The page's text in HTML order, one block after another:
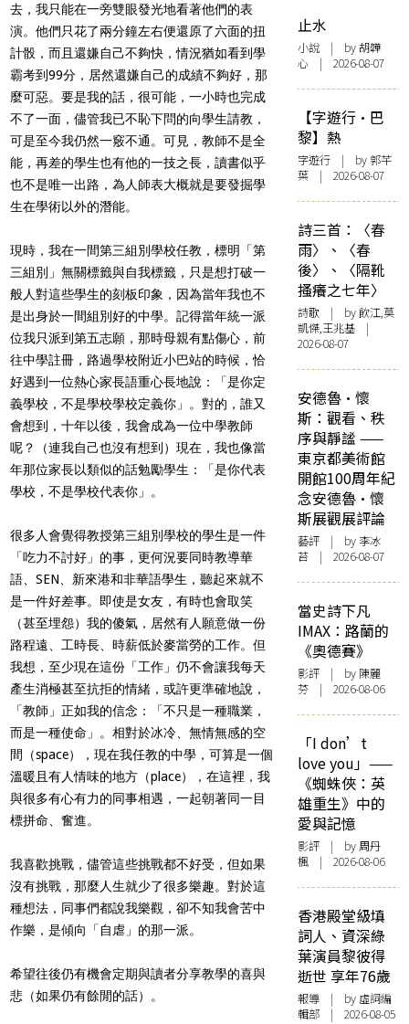
去，我只能在一旁雙眼發光地看著他們的表
演。他們只花了兩分鐘左右便還原了六面的扭
計骰，而且還嫌自己不夠快，情況猶如看到學
霸考到99分，居然還嫌自己的成績不夠好，那
麼可惡。要是我的話，很可能，一小時也完成
不了一面，儘管我已不恥下問的向學生請教，
可是至今我仍然一竅不通。可見，教師不是全
能，再差的學生也有他的一技之長，讀書似乎
也不是唯一出路，為人師表大概就是要發掘學
生在學術以外的潛能。
現時，我在一間第三組別學校任教，標明「第
三組別」無關標籤與自我標籤，只是想打破一
般人對這些學生的刻板印象，因為當年我也不
是出身於一間組別好的中學。記得當年統一派
位我只派到第五志願，那時母親有點傷心，前
往中學註冊，路過學校附近小巴站的時候，恰
好遇到一位熱心家長語重心長地說：「是你定
義學校，不是學校學校定義你」。對的，誰又
會想到，十年以後，我會成為一位中學教師
呢？（連我自己也沒有想到）現在，我也像當
年那位家長以類似的話勉勵學生：「是你代表
學校，不是學校代表你」。
很多人會覺得教授第三組別學校的學生是一件
「吃力不討好」的事，更何況要同時教導華
語、SEN、新來港和非華語學生，聽起來就不
是一件好差事。即使是女友，有時也會取笑
（甚至埋怨）我的傻氣，居然有人願意做一份
路程遠、工時長、時薪低於麥當勞的工作。但
我想，至少現在這份「工作」仍不會讓我每天
產生消極甚至抗拒的情緒，或許更準確地說，
「教師」正如我的信念：「不只是一種職業，
而是一種使命」。相對於冰冷、無情無感的空
間（space），現在我任教的中學，可算是一個
溫暖且有人情味的地方（place），在這裡，我
與很多有心有力的同事相遇，一起朝著同一目
標拼命、奮進。
我喜歡挑戰，儘管這些挑戰都不好受，但如果
沒有挑戰，那麼人生就少了很多樂趣。對於這
種想法，同事們都說我樂觀，卻不知我會苦中
作樂，是傾向「自虐」的那一派。
希望往後仍有機會定期與讀者分享教學的喜與
悲（如果仍有餘閒的話）。
止水
小說 | by 胡韡
心 | 2026-08-07
【字遊行·巴
黎】熱
字遊行 | by 郭芊
葉 | 2026-08-07
詩三首：〈春
雨〉、〈春
後〉、〈隔靴
搔癢之七年〉
詩歌 | by 飲江,莫
凱傑,王兆基 |
2026-08-07
安德魯·懷
斯：觀看、秩
序與靜謐 ——
東京都美術館
開館100周年紀
念安德魯·懷
斯展觀展評論
藝評 | by 李冰
苔 | 2026-08-07
當史詩下凡
IMAX：路蘭的
《奧德賽》
影評 | by 陳麗
芬 | 2026-08-06
「I don’t
love you」——
《蜘蛛俠：英
雄重生》中的
愛與記憶
影評 | by周丹
楓 | 2026-08-06
香港殿堂級填
詞人、資深綠
葉演員黎彼得
逝世 享年76歲
報導 | by 虛詞編
輯部 | 2026-08-05